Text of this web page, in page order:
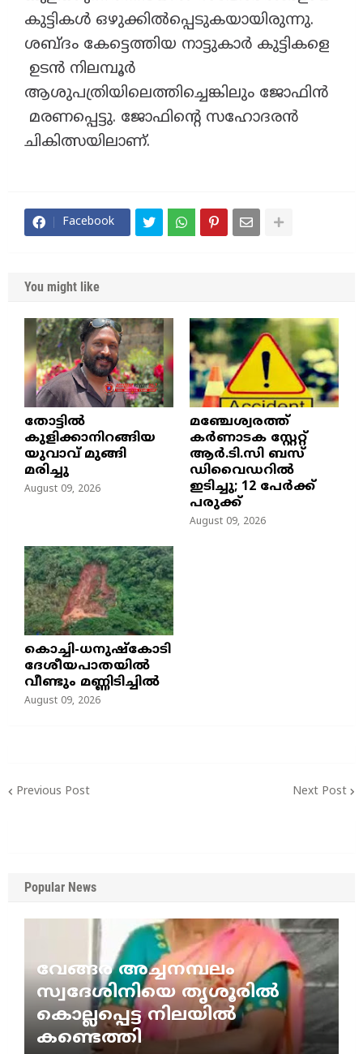
കുട്ടികൾ ഒഴുക്കിൽപ്പെടുകയായിരുന്നു.
ശബ്ദം കേട്ടെത്തിയ നാട്ടുകാർ കുട്ടികളെ
ഉടൻ നിലമ്പൂർ
ആശുപത്രിയിലെത്തിച്ചെങ്കിലും ജോഫിൻ
മരണപ്പെട്ടു. ജോഫിന്റെ സഹോദരൻ
ചികിത്സയിലാണ്.
Facebook
You might like
തോട്ടിൽ
കുളിക്കാനിറങ്ങിയ
യുവാവ് മുങ്ങി
മരിച്ചു
August 09, 2026
മഞ്ചേശ്വരത്ത്
കര്‍ണാടക സ്റ്റേറ്റ്
ആര്‍.ടി.സി ബസ്
ഡിവൈഡറില്‍
ഇടിച്ചു; 12 പേര്‍ക്ക്
പരുക്ക്
August 09, 2026
കൊച്ചി-ധനുഷ്കോടി
ദേശീയപാതയിൽ
വീണ്ടും മണ്ണിടിച്ചിൽ
August 09, 2026
Previous Post Next Post
Popular News
വേങ്ങര അച്ചനമ്പലം
സ്വദേശിനിയെ തൃശൂരിൽ
കൊല്ലപ്പെട്ട നിലയിൽ
കണ്ടെത്തി